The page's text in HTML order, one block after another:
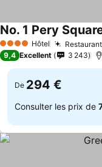
4 Étoiles Hôtel
No. 1 Pery
9,4 Excellent 3 243
De 294 €
Consulter les prix de